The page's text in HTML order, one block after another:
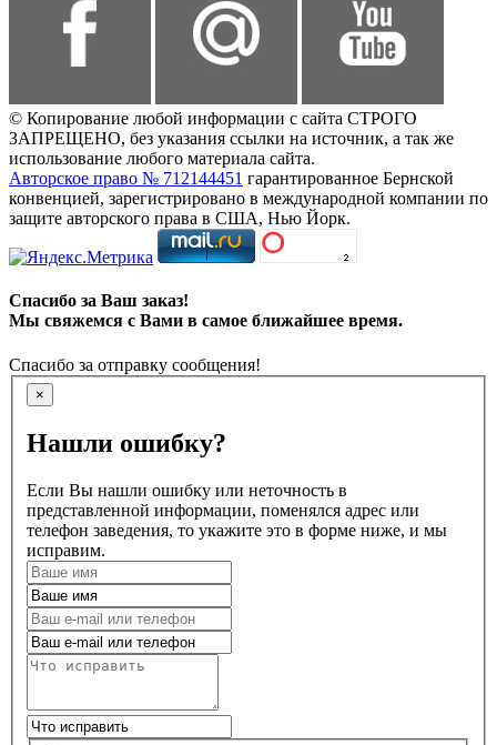
© Копирование любой информации с сайта СТРОГО
ЗАПРЕЩЕНО, без указания ссылки на источник, а так же
использование любого материала сайта.
Авторское право № 712144451 гарантированное Бернской
конвенцией, зарегистрировано в международной компании по
защите авторского права в США, Нью Йорк.
Спасибо за Ваш заказ!
Мы свяжемся с Вами в самое ближайшее время.
Спасибо за отправку сообщения!
×
Нашли ошибку?
Если Вы нашли ошибку или неточность в
представленной информации, поменялся адрес или
телефон заведения, то укажите это в форме ниже, и мы
исправим.